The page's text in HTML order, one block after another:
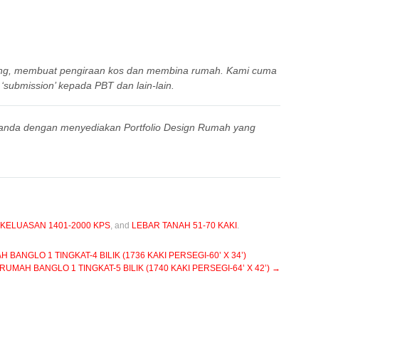
membuat pengiraan kos dan membina rumah. Kami cuma
kepada PBT dan lain-lain.
dengan menyediakan Portfolio Design Rumah yang
KELUASAN 1401-2000 KPS , and LEBAR TANAH 51-70 KAKI
BANGLO 1 TINGKAT-4 BILIK (1736 KAKI PERSEGI-60’ X 34’)
BANGLO 1 TINGKAT-5 BILIK (1740 KAKI PERSEGI-64’ X 42’) →